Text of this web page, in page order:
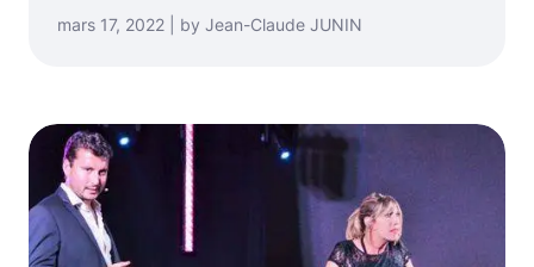
mars 17, 2022 | by Jean-Claude JUNIN